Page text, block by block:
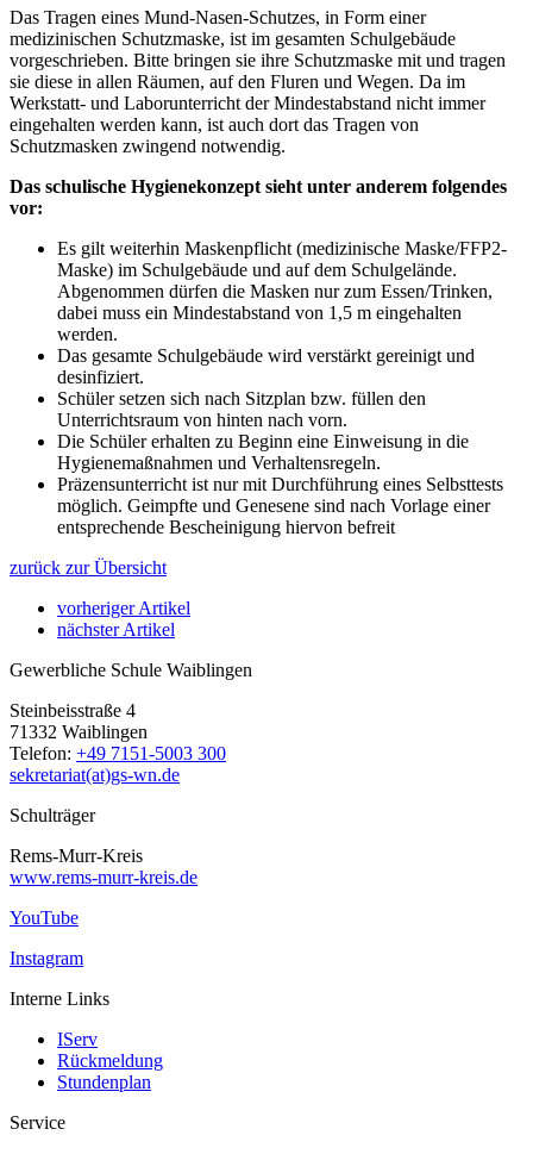
Das Tragen eines Mund-Nasen-Schutzes, in Form einer
medizinischen Schutzmaske, ist im gesamten Schulgebäude
vorgeschrieben. Bitte bringen sie ihre Schutzmaske mit und tragen
sie diese in allen Räumen, auf den Fluren und Wegen. Da im
Werkstatt- und Laborunterricht der Mindestabstand nicht immer
eingehalten werden kann, ist auch dort das Tragen von
Schutzmasken zwingend notwendig.
Das schulische Hygienekonzept sieht unter anderem folgendes
vor:
Es gilt weiterhin Maskenpflicht (medizinische Maske/FFP2-
Maske) im Schulgebäude und auf dem Schulgelände.
Abgenommen dürfen die Masken nur zum Essen/Trinken,
dabei muss ein Mindestabstand von 1,5 m eingehalten
werden.
Das gesamte Schulgebäude wird verstärkt gereinigt und
desinfiziert.
Schüler setzen sich nach Sitzplan bzw. füllen den
Unterrichtsraum von hinten nach vorn.
Die Schüler erhalten zu Beginn eine Einweisung in die
Hygienemaßnahmen und Verhaltensregeln.
Präzensunterricht ist nur mit Durchführung eines Selbsttests
möglich. Geimpfte und Genesene sind nach Vorlage einer
entsprechende Bescheinigung hiervon befreit
zurück zur Übersicht
vorheriger Artikel
nächster Artikel
Gewerbliche Schule Waiblingen
Steinbeisstraße 4
71332 Waiblingen
Telefon: +49 7151-5003 300
sekretariat(at)gs-wn.de
Schulträger
Rems-Murr-Kreis
www.rems-murr-kreis.de
YouTube
Instagram
Interne Links
IServ
Rückmeldung
Stundenplan
Service